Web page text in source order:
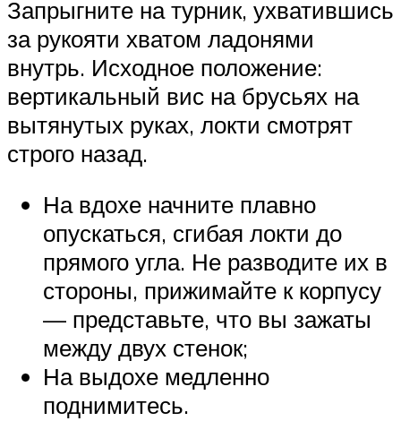
Запрыгните на турник, ухватившись
за рукояти хватом ладонями
внутрь. Исходное положение:
вертикальный вис на брусьях на
вытянутых руках, локти смотрят
строго назад.
На вдохе начните плавно
опускаться, сгибая локти до
прямого угла. Не разводите их в
стороны, прижимайте к корпусу
— представьте, что вы зажаты
между двух стенок;
На выдохе медленно
поднимитесь.